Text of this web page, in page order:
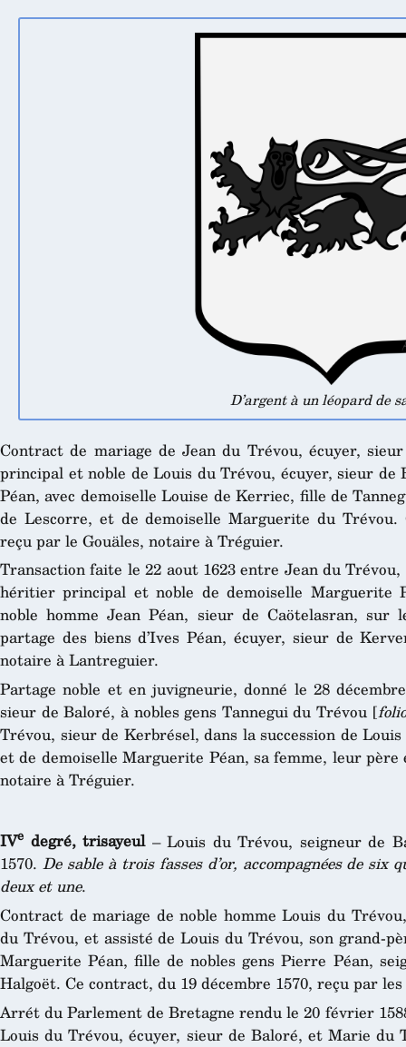
D’argent à un léopard de
Contract de mariage de Jean du Trévou, écuyer,
principal et noble de Louis du Trévou, écuyer, sieur
Péan, avec demoiselle Louise de Kerriec, fille de
de Lescorre, et de demoiselle Marguerite du Trévou.
reçu par le Gouäles, notaire à Tréguier.
Transaction faite le 22 aout 1623 entre Jean du
héritier principal et noble de demoiselle Marguerite
noble homme Jean Péan, sieur de Caötelasran, sur
partage des biens d’Ives Péan, écuyer, sieur de
notaire à Lantreguier.
Partage noble et en juvigneurie, donné le 28
sieur de Baloré, à nobles gens Tannegui du Trévou [
Trévou, sieur de Kerbrésel, dans la succession de
et de demoiselle Marguerite Péan, sa femme, leur
notaire à Tréguier.
IVe degré, trisayeul– Louis du Trévou, seigneur de
1570. De sable à trois fasses d’or, accompagnées de six
deux et une.
Contract de mariage de noble homme Louis du
du Trévou, et assisté de Louis du Trévou, son grand-
Marguerite Péan, fille de nobles gens Pierre Péan,
Halgoët. Ce contract, du 19 décembre 1570, reçu par
Arrét du Parlement de Bretagne rendu le 20 février
Louis du Trévou, écuyer, sieur de Baloré, et Marie du